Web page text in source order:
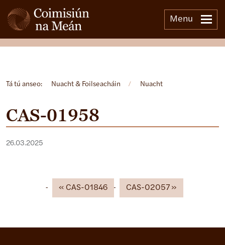
Menu
Tá tú anseo: Nuacht & Foilseacháin / Nuacht
CAS-01958
26.03.2025
CAS-01846 CAS-02057
Open side menu